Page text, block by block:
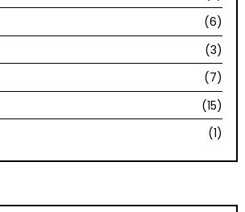
(6)
(3)
(7)
(15)
(1)